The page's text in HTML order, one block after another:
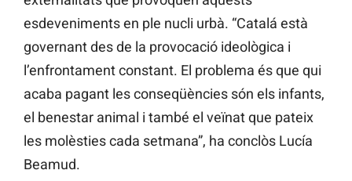
esdeveniments en ple nucli urbà. “Catalá està
governant des de la provocació ideològica i
l’enfrontament constant. El problema és que qui
acaba pagant les conseqüències són els infants,
el benestar animal i també el veïnat que pateix
les molèsties cada setmana”, ha conclòs Lucía
Beamud.